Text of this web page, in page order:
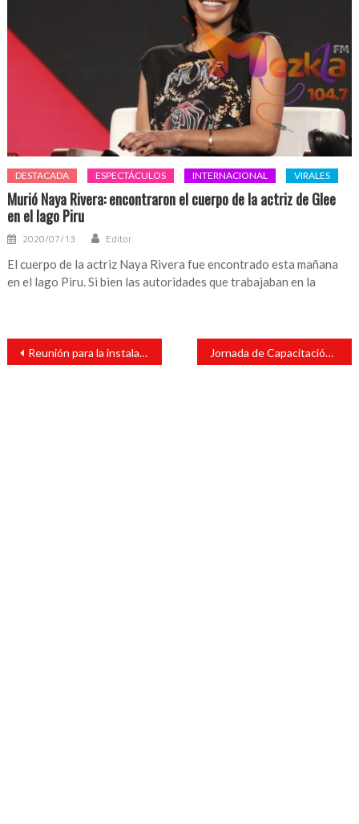
DESTACADA ESPECTÁCULOS INTERNACIONAL VIRALES
Murió Naya Rivera: encontraron el cuerpo de la actriz de Glee
en el lago Piru
2020/07/13 Editor
El cuerpo de la actriz Naya Rivera fue encontrado esta mañana
en el lago Piru. Si bien las autoridades que trabajaban en la
Navegación
entradas
Reunión para la instalación del Comité Municipal de Salud en la sala de Cabildo de Catemaco Jornada de Capacitación para el Control Interno y la Vigilancia de la Hacienda Pública para el Desarrollo Municipal